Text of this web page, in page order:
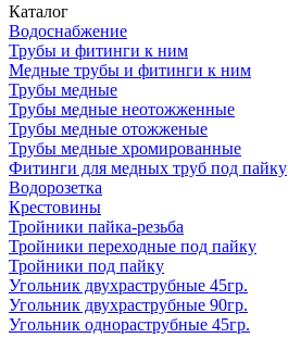
Каталог
Водоснабжение
Трубы и фитинги к ним
Медные трубы и фитинги к ним
Трубы медные
Трубы медные неотожженные
Трубы медные отожженые
Трубы медные хромированные
Фитинги для медных труб под пайку
Водорозетка
Крестовины
Тройники пайка-резьба
Тройники переходные под пайку
Тройники под пайку
Угольник двухраструбные 45гр.
Угольник двухраструбные 90гр.
Угольник однораструбные 45гр.